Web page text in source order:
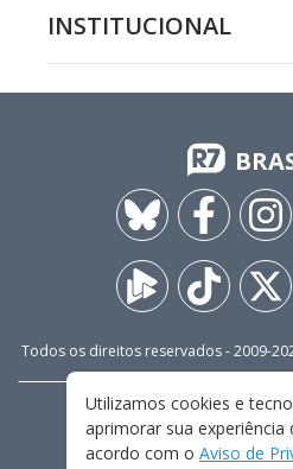
INSTITUCIONAL
Todos os direitos reservados - 2009-
FALE
TERMOS E
Utilizamos cookies e
aprimorar sua experiência
acordo com o Aviso de